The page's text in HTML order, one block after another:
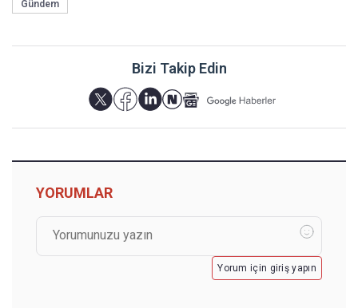
Gündem
Bizi Takip Edin
YORUMLAR
Yorum için giriş yapın